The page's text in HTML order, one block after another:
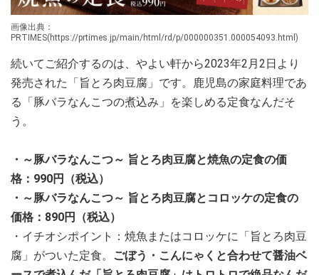
画像出典：
PRTIMES(https://prtimes.jp/main/html/rd/p/000000351.000054093.html)
続いてご紹介するのは、やよい軒から2023年2月2日より
発売された「旨とろ肉豆腐」です。鹿児島の家庭料理であ
る「豚バラなんこつの煮込み」を楽しめる定食なんだそ
う。
・～豚バラなんこつ～ 旨とろ肉豆腐と焼魚の定食の価
格：990円（税込）
・～豚バラなんこつ～ 旨とろ肉豆腐とコロッケの定食の
価格：890円（税込）
・イチオシポイント：焼魚またはコロッケに「旨とろ肉豆
腐」がついた定食。
ごぼう・こんにゃくと合わせて醤油ベ